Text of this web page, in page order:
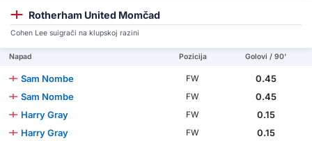
Rotherham United Momčad
Cohen Lee suigrači na klupskoj razini
Napad Pozicija Golovi / 90'
Sam Nombe FW
0.45
Sam Nombe
FW
0.45
Harry Gray
FW
0.15
Harry Gray
FW 0.15